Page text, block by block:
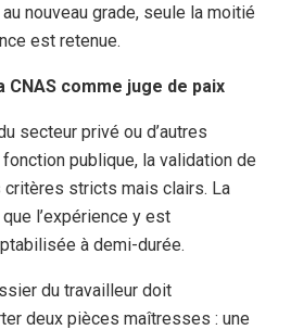
nouveau grade, seule la moitié
est retenue.
CNAS comme juge de paix
secteur privé ou d’autres
publique, la validation de
critères stricts mais clairs. La
l’expérience y est
à demi-durée.
du travailleur doit
deux pièces maîtresses : une